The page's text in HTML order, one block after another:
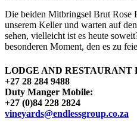
Die beiden Mitbringsel Brut Rose
unserem Keller und warten auf
sehen, vielleicht ist es heute
besonderen Moment, den es zu
LODGE AND RESTAURANT
+27 28 284 9488
Duty Manger Mobile:
+27 (0)84 228 2824
vineyards@endlessgroup.co.za